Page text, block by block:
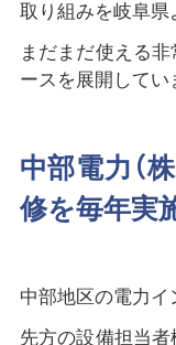
取り組みを岐阜県
まだまだ使える
ースを展開してい
中部電力（
修を毎年実
中部地区の電力イ
先方の設備担当